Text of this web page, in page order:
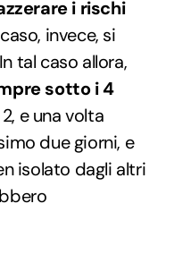
i rischi
invece, si
tal caso allora,
sotto i 4
e una volta
due giorni, e
isolato dagli altri